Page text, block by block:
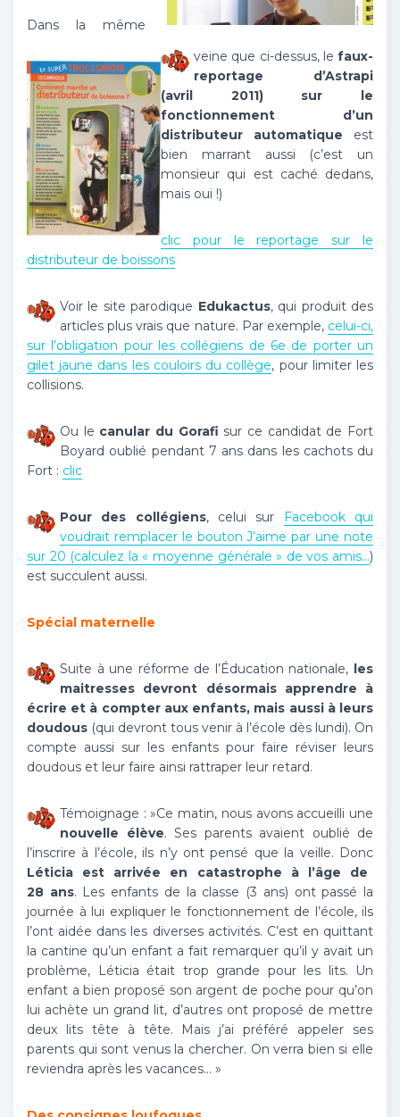
Dans la même
veine que ci-dessus, le faux-
reportage d’Astrapi
(avril 2011) sur le
fonctionnement d’un
distributeur automatique est
bien marrant aussi (c’est un
monsieur qui est caché dedans,
mais oui !)
clic pour le reportage sur le
distributeur de boissons
Voir le site parodique Edukactus, qui produit des
articles plus vrais que nature. Par exemple, celui-ci,
sur l’obligation pour les collégiens de 6e de porter un
gilet jaune dans les couloirs du collège, pour limiter les
collisions.
Ou le canular du Gorafi sur ce candidat de Fort
Boyard oublié pendant 7 ans dans les cachots du
Fort : clic
Pour des collégiens, celui sur Facebook qui
voudrait remplacer le bouton J’aime par une note
sur 20 (calculez la « moyenne générale » de vos amis…)
est succulent aussi.
Spécial maternelle
Suite à une réforme de l’Éducation nationale, les
maitresses devront désormais apprendre à
écrire et à compter aux enfants, mais aussi à leurs
doudous (qui devront tous venir à l’école dès lundi). On
compte aussi sur les enfants pour faire réviser leurs
doudous et leur faire ainsi rattraper leur retard.
Témoignage : »Ce matin, nous avons accueilli une
nouvelle élève. Ses parents avaient oublié de
l’inscrire à l’école, ils n’y ont pensé que la veille. Donc
Léticia est arrivée en catastrophe à l’âge de
28 ans. Les enfants de la classe (3 ans) ont passé la
journée à lui expliquer le fonctionnement de l’école, ils
l’ont aidée dans les diverses activités. C’est en quittant
la cantine qu’un enfant a fait remarquer qu’il y avait un
problème, Léticia était trop grande pour les lits. Un
enfant a bien proposé son argent de poche pour qu’on
lui achète un grand lit, d’autres ont proposé de mettre
deux lits tête à tête. Mais j’ai préféré appeler ses
parents qui sont venus la chercher. On verra bien si elle
reviendra après les vacances… »